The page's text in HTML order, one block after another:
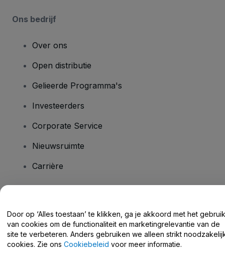
Ons bedrijf
Over ons
Open distributie
Gelieerde Programma's
Investeerders
Corporate Service
Nieuwsruimte
Carrière
Helpcentrum / Neem Contact Met Ons Op
Door op ‘Alles toestaan’ te klikken, ga je akkoord met het gebruik
van cookies om de functionaliteit en marketingrelevantie van de
site te verbeteren. Anders gebruiken we alleen strikt
cookies. Zie ons Cookiebeleid voor meer informatie.